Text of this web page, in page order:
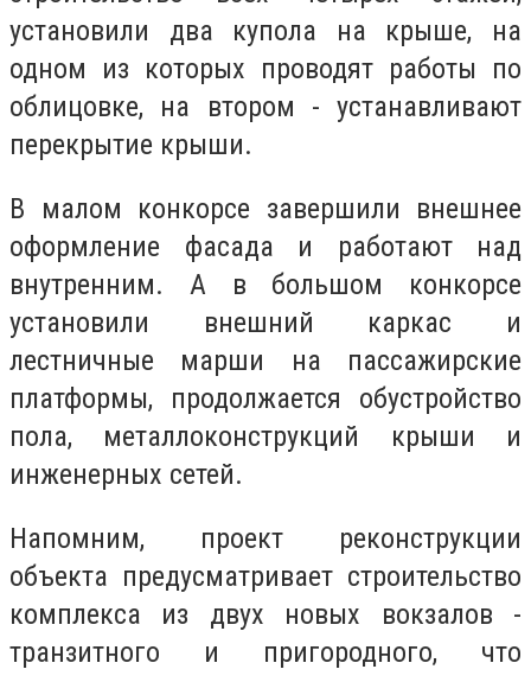
установили два купола на крыше, на
одном из которых проводят работы по
облицовке, на втором - устанавливают
перекрытие крыши.
В малом конкорсе завершили внешнее
оформление фасада и работают над
внутренним. А в большом конкорсе
установили внешний каркас и
лестничные марши на пассажирские
платформы, продолжается обустройство
пола, металлоконструкций крыши и
инженерных сетей.
Напомним, проект реконструкции
объекта предусматривает строительство
комплекса из двух новых вокзалов -
транзитного и пригородного, что